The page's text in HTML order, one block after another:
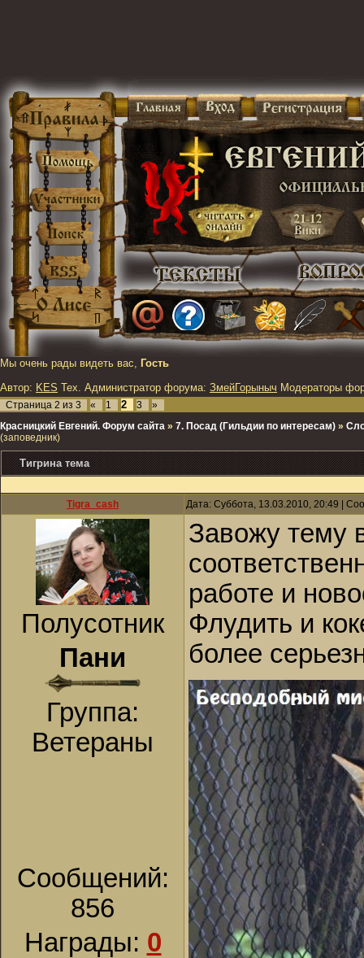
Мы очень рады видеть вас, Гость
Автор: KES Тех. Администратор форума: ЗмейГорыныч Модераторы
Страница 2 из 3 « 1 2 3
»
Красницкий Евгений. Форум сайта » 7. Посад (Гильдии по интересам) »
(заповедник)
Тигрина тема
Tigra_cash Дата: Суббота, 13.03.2010, 20:49 |
Полусотник
Пани
Группа:
Ветераны
Сообщений:
856
Награды: 0
Завожу тему
работе и
Флудить и
более